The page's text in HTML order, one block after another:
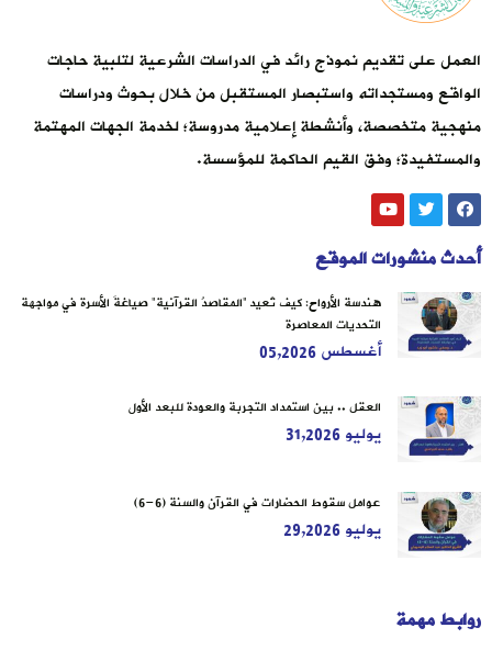
العمل على تقديم نموذج رائد في الدراسات الشرعية لتلبية حاجات
الواقع ومستجداته واستبصار المستقبل من خلال بحوث ودراسات
منهجية متخصصة، وأنشطة إعلامية مدروسة؛ لخدمة الجهات المهتمة
والمستفيدة؛ وفق القيم الحاكمة للمؤسسة.
أحدث منشورات الموقع
هندسة الأرواح: كيف تُعيد “المقاصدُ القرآنية” صياغةَ الأسرة في مواجهة
التحديات المعاصرة
أغسطس 05,2026
العقل .. بين استمداد التجربة والعودة للبعد الأول
يوليو 31,2026
عوامل سقوط الحضارات في القرآن والسنة (6-6)
يوليو 29,2026
روابط مهمة